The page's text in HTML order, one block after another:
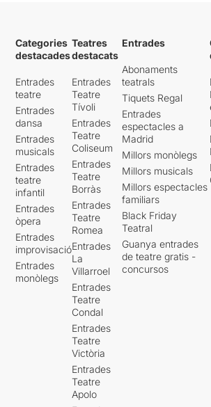
Categories
destacades
Entrades
teatre
Entrades
dansa
Entrades
musicals
Entrades
teatre
infantil
Entrades
òpera
Entrades
improvisació
Entrades
monòlegs
Teatres
destacats
Entrades
Teatre
Tívoli
Entrades
Teatre
Coliseum
Entrades
Teatre
Borràs
Entrades
Teatre
Romea
Entrades
La
Villarroel
Entrades
Teatre
Condal
Entrades
Teatre
Victòria
Entrades
Teatre
Apolo
Entrades
Abonaments
teatrals
Tiquets Regal
Entrades
espectacles a
Madrid
Millors monòlegs
Millors musicals
Millors espectacles
familiars
Black Friday
Teatral
Guanya entrades
de teatre gratis -
concursos